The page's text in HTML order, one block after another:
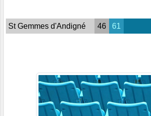
St Gemmes d'Andigné 46 61